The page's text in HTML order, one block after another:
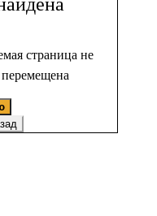
страница не